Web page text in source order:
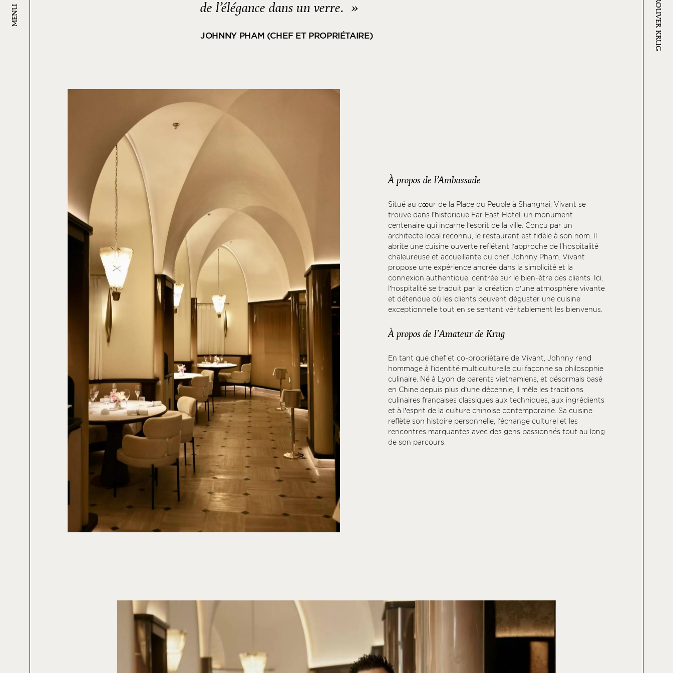
MENU OÙ TROUVER KRUG
de l’élégance dans un verre. »
JOHNNY PHAM (CHEF ET PROPRIÉTAIRE)
À propos de l’Ambassade
Situé au cœur de la Place du Peuple à Shanghai, Vivant se
trouve dans l’historique Far East Hotel, un monument
centenaire qui incarne l’esprit de la ville. Conçu par un
architecte local reconnu, le restaurant est fidèle à son nom. Il
abrite une cuisine ouverte reflétant l’approche de l'hospitalité
chaleureuse et accueillante du chef Johnny Pham. Vivant
propose une expérience ancrée dans la simplicité et la
connexion authentique, centrée sur le bien-être des clients. Ici,
l’hospitalité se traduit par la création d’une atmosphère vivante
et détendue où les clients peuvent déguster une cuisine
exceptionnelle tout en se sentant véritablement les bienvenus.
À propos de l'Amateur de Krug
En tant que chef et co-propriétaire de Vivant, Johnny rend
hommage à l’identité multiculturelle qui façonne sa philosophie
culinaire. Né à Lyon de parents vietnamiens, et désormais basé
en Chine depuis plus d’une décennie, il mêle les traditions
culinaires françaises classiques aux techniques, aux ingrédients
et à l’esprit de la culture chinoise contemporaine. Sa cuisine
reflète son histoire personnelle, l’échange culturel et les
rencontres marquantes avec des gens passionnés tout au long
de son parcours.